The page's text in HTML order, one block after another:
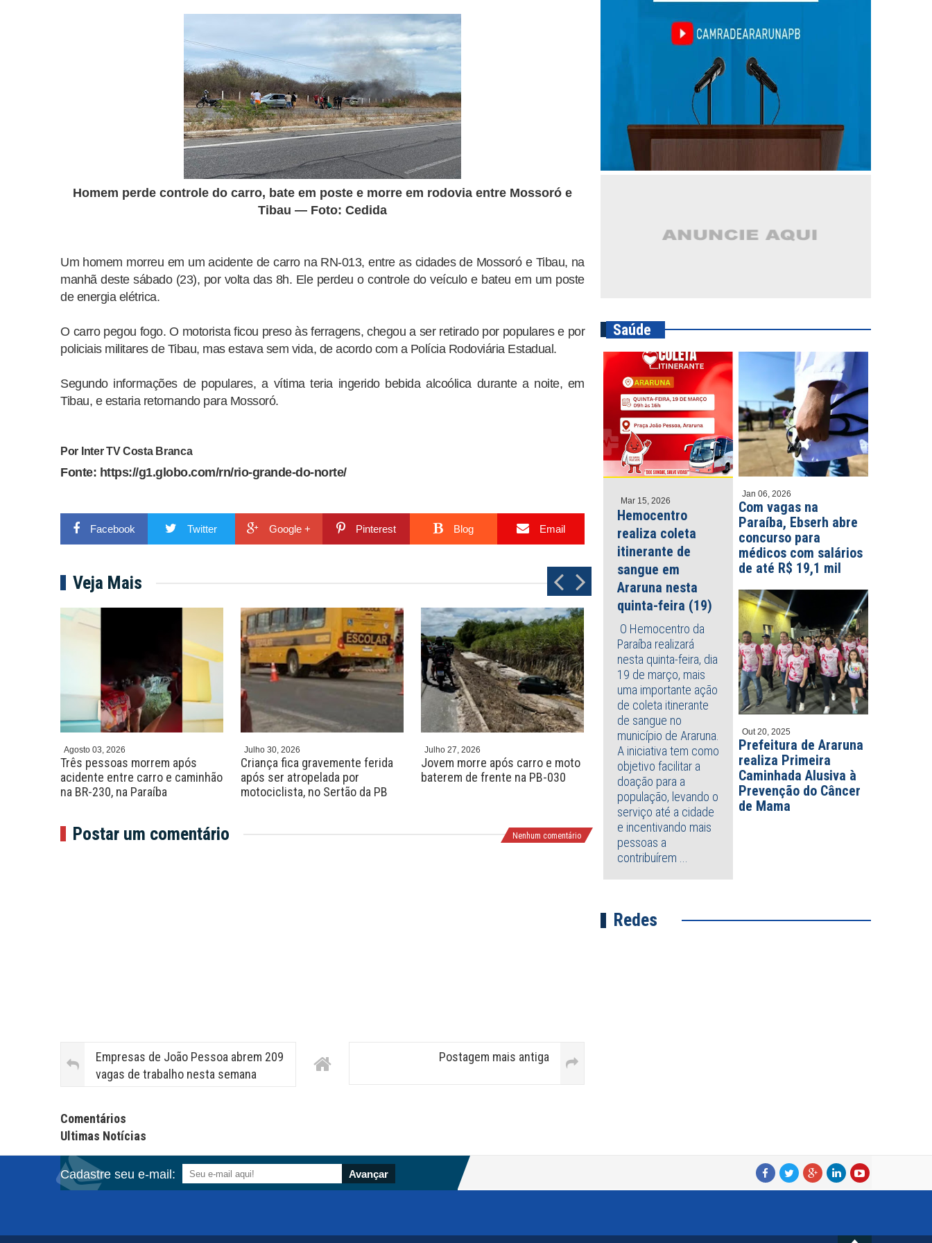
Homem perde controle do carro, bate em poste e morre em rodovia entre Mossoró e
Tibau — Foto: Cedida
Um homem morreu em um acidente de carro na RN-013, entre as cidades de Mossoró e Tibau, na
manhã deste sábado (23), por volta das 8h. Ele perdeu o controle do veículo e bateu em um poste
de energia elétrica.
O carro pegou fogo. O motorista ficou preso às ferragens, chegou a ser retirado por populares e por
policiais militares de Tibau, mas estava sem vida, de acordo com a Polícia Rodoviária Estadual.
Segundo informações de populares, a vítima teria ingerido bebida alcoólica durante a noite, em
Tibau, e estaria retornando para Mossoró.
Por Inter TV Costa Branca
Fonte: https://g1.globo.com/rn/rio-grande-do-norte/
Facebook Twitter Google + Pinterest Blog Email
Veja Mais
Agosto 03, 2026
Três pessoas morrem após
acidente entre carro e caminhão
na BR-230, na Paraíba
Julho 30, 2026
Criança fica gravemente ferida
após ser atropelada por
motociclista, no Sertão da PB
Julho 27, 2026
Jovem morre após carro e moto
baterem de frente na PB-030
Julho 21, 2026
Idoso de 64 anos morre após
ser arrastado por cavalo em São
José de Piranhas
Julho 20, 2026
Criança morre e outra fica
após carro capotar, em João
Pessoa
P
r
e
v
N
e
x
t
Postar um comentário Nenhum comentário
Empresas de João Pessoa abrem 209
vagas de trabalho nesta semana
Postagem mais antiga
Facebook Comments APPID
Comentários
Ultimas Notícias
Saúde
Mar 15, 2026
Hemocentro
realiza coleta
itinerante de
sangue em
Araruna nesta
quinta-feira (19)
O Hemocentro da
Paraíba realizará
nesta quinta-feira, dia
19 de março, mais
uma importante ação
de coleta itinerante
de sangue no
município de Araruna.
A iniciativa tem como
objetivo facilitar a
doação para a
população, levando o
serviço até a cidade
e incentivando mais
pessoas a
contribuírem ...
Jan 06, 2026
Com vagas na
Paraíba, Ebserh abre
concurso para
médicos com salários
de até R$ 19,1 mil
Out 20, 2025
Prefeitura de Araruna
realiza Primeira
Caminhada Alusiva à
Prevenção do Câncer
de Mama
Redes
Cadastre seu e-mail: